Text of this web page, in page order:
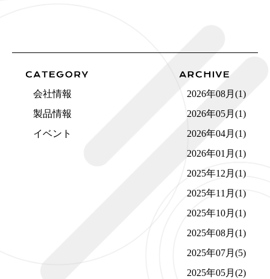
会社情報
製品情報
イベント
2026年08月(1)
2026年05月(1)
2026年04月(1)
2026年01月(1)
2025年12月(1)
2025年11月(1)
2025年10月(1)
2025年08月(1)
2025年07月(5)
2025年05月(2)